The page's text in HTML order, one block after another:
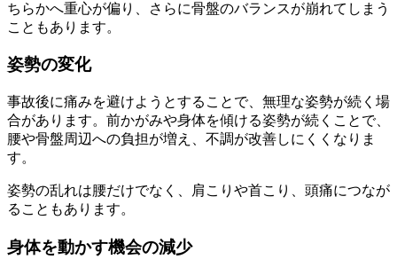
ちらかへ重心が偏り、さらに骨盤のバランスが崩れてしまう
こともあります。
姿勢の変化
事故後に痛みを避けようとすることで、無理な姿勢が続く場
合があります。前かがみや身体を傾ける姿勢が続くことで、
腰や骨盤周辺への負担が増え、不調が改善しにくくなりま
す。
姿勢の乱れは腰だけでなく、肩こりや首こり、頭痛につなが
ることもあります。
身体を動かす機会の減少